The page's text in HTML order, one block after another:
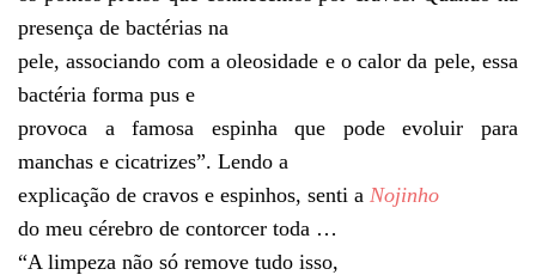
presença de bactérias na
pele, associando com a oleosidade e o calor da pele, essa
bactéria forma pus e
provoca a famosa espinha que pode evoluir para
manchas e cicatrizes”. Lendo a
explicação de cravos e espinhos, senti a Nojinho
do meu cérebro de contorcer toda …
“A limpeza não só remove tudo isso,